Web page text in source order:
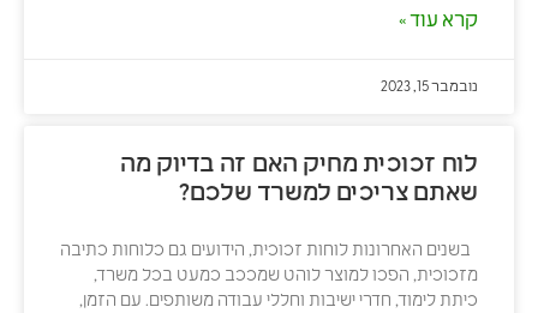
קרא עוד »
נובמבר 15, 2023
לוח זכוכית מחיק האם זה בדיוק מה
שאתם צריכים למשרד שלכם?
בשנים האחרונות לוחות זכוכית, הידועים גם כלוחות כתיבה
מזכוכית, הפכו למוצר לוהט שמככב כמעט בכל משרד,
כיתת לימוד, חדרי ישיבות וחללי עבודה משותפים. עם הזמן,